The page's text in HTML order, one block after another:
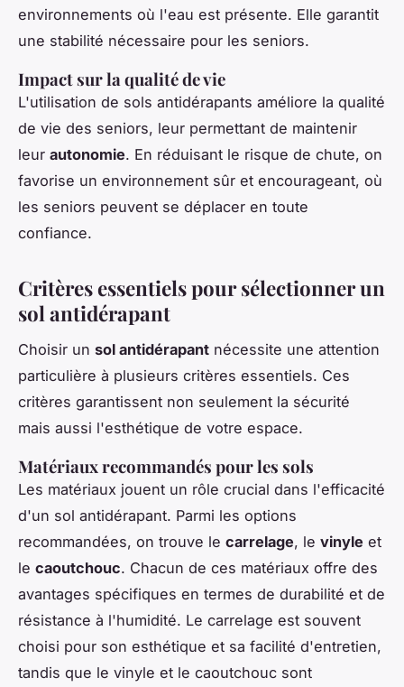
environnements où l'eau est présente. Elle garantit
une stabilité nécessaire pour les seniors.
Impact sur la qualité de vie
L'utilisation de sols antidérapants améliore la qualité
de vie des seniors, leur permettant de maintenir
leur autonomie. En réduisant le risque de chute, on
favorise un environnement sûr et encourageant, où
les seniors peuvent se déplacer en toute
confiance.
Critères essentiels pour sélectionner un
sol antidérapant
Choisir un sol antidérapant nécessite une attention
particulière à plusieurs critères essentiels. Ces
critères garantissent non seulement la sécurité
mais aussi l'esthétique de votre espace.
Matériaux recommandés pour les sols
Les matériaux jouent un rôle crucial dans l'efficacité
d'un sol antidérapant. Parmi les options
recommandées, on trouve le carrelage, le vinyle et
le caoutchouc. Chacun de ces matériaux offre des
avantages spécifiques en termes de durabilité et de
résistance à l'humidité. Le carrelage est souvent
choisi pour son esthétique et sa facilité d'entretien,
tandis que le vinyle et le caoutchouc sont